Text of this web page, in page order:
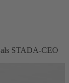
STADA-CEO